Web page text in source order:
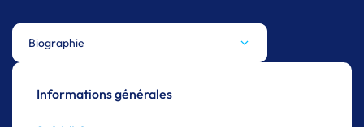
Biographie
Informations générales